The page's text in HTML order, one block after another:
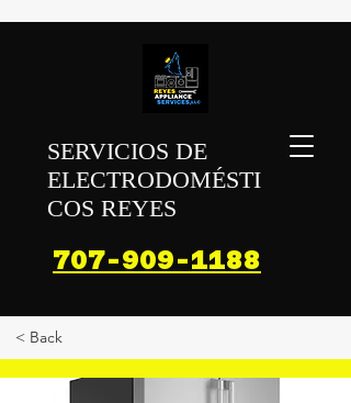
SERVICIOS DE
ELECTRODOMÉSTI
COS REYES
707-909-1188
< Back